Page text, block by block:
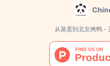
从蒸蛋到北京烤鸭 -